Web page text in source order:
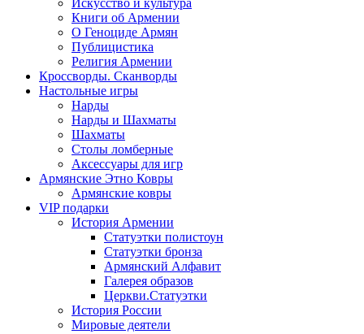
Иcкусство и культура
Книги об Армении
О Геноциде Армян
Публицистика
Религия Армении
Кроссворды. Сканворды
Настольные игры
Нарды
Нарды и Шахматы
Шахматы
Столы ломберные
Аксессуары для игр
Армянские Этно Ковры
Армянские ковры
VIP подарки
История Армении
Статуэтки полистоун
Статуэтки бронза
Армянский Алфавит
Галерея образов
Церкви.Статуэтки
История России
Мировые деятели